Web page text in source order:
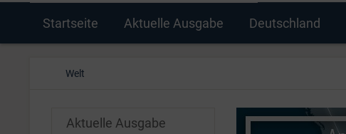
Startseite Aktuelle Ausgabe Deutschland
Welt
Aktuelle Ausgabe